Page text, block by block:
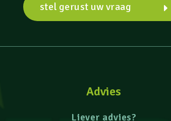
stel gerust uw vraag
Advies
Liever advies?